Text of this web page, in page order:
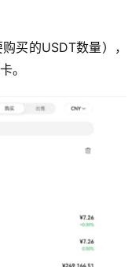
买的USDT数量），
。